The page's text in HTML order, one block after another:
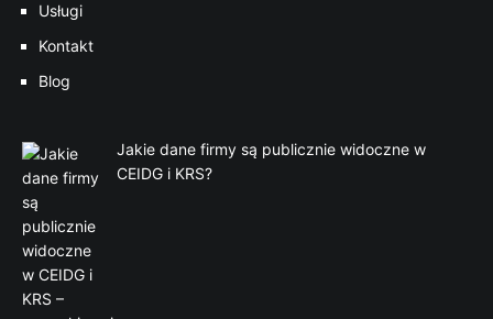
Usługi
Kontakt
Blog
Jakie dane firmy są publicznie widoczne w
CEIDG i KRS?